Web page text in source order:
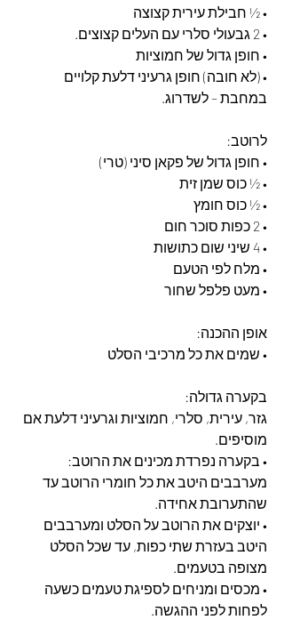
• ½ חבילת עירית קצוצה
• 2 גבעולי סלרי עם העלים קצוצים.
• חופן גדול של חמוציות
• (לא חובה) חופן גרעיני דלעת קלויים
במחבת – לשדרוג.
לרוטב:
• חופן גדול של פקאן סיני (טרי)
• ½ כוס שמן זית
• ½ כוס חומץ
• 2 כפות סוכר חום
• 4 שיני שום כתושות
• מלח לפי הטעם
• מעט פלפל שחור
אופן ההכנה:
• שמים את כל מרכיבי הסלט
בקערה גדולה:
גזר, עירית, סלרי, חמוציות וגרעיני דלעת אם
מוסיפים.
• בקערה נפרדת מכינים את הרוטב:
מערבבים היטב את כל חומרי הרוטב עד
שהתערובת אחידה.
• יוצקים את הרוטב על הסלט ומערבבים
היטב בעזרת שתי כפות, עד שכל הסלט
מצופה בטעמים.
• מכסים ומניחים לספיגת טעמים כשעה
לפחות לפני ההגשה.